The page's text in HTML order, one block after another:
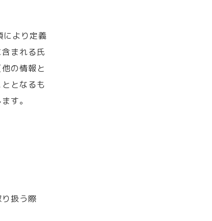
により定義
まれる氏
の情報と
となるも
す。
扱う際